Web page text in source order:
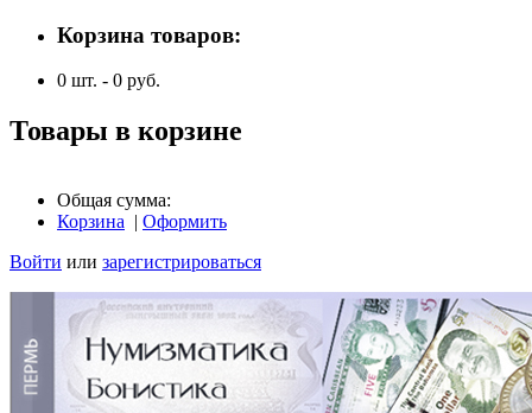
Корзина товаров:
0 шт. - 0 руб.
Товары в корзине
Общая сумма:
Корзина | Оформить
Войти или зарегистрироваться